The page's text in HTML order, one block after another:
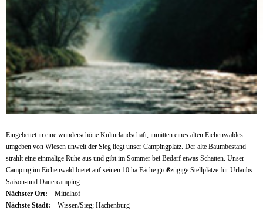
Eingebettet in eine wunderschöne Kulturlandschaft, inmitten eines alten Eichenwaldes
umgeben von Wiesen unweit der Sieg liegt unser Campingplatz. Der alte Baumbestand
strahlt eine einmalige Ruhe aus und gibt im Sommer bei Bedarf etwas Schatten. Unser
Camping im Eichenwald bietet auf seinen 10 ha Fäche großzügige Stellplätze für Urlaubs-
Saison-und Dauercamping.
Nächster Ort:
Mittelhof
Nächste Stadt:
Wissen/Sieg; Hachenburg